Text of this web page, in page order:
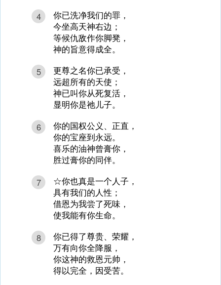
4
你已洗净我们的罪，
今坐高天神右边；
等候仇敌作你脚凳，
神的旨意得成全。
5
更尊之名你已承受，
远超所有的天使；
神已叫你从死复活，
显明你是祂儿子。
6
你的国权公义、正直，
你的宝座到永远。
喜乐的油神曾膏你，
胜过膏你的同伴。
7
☆你也真是一个人子，
具有我们的人性；
借恩为我尝了死味，
使我能有你生命。
8
你已得了尊贵、荣耀，
万有向你全降服，
你这神的救恩元帅，
得以完全，因受苦。